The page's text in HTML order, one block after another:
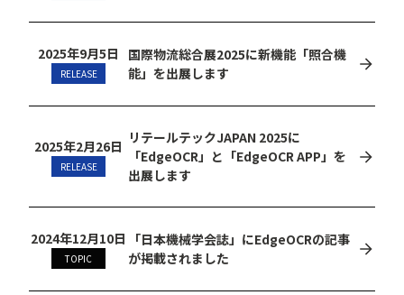
2025年9月5日
RELEASE
国際物流総合展2025に新機能「照合機
能」を出展します
2025年2月26日
RELEASE
リテールテックJAPAN 2025に
「EdgeOCR」と「EdgeOCR APP」を
出展します
2024年12月10日
TOPIC
「日本機械学会誌」にEdgeOCRの記事
が掲載されました